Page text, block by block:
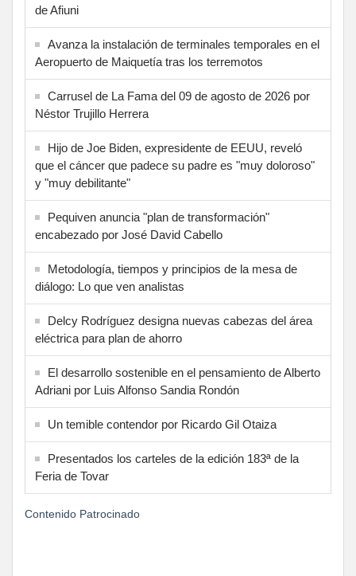
de Afiuni
Avanza la instalación de terminales temporales en el
Aeropuerto de Maiquetía tras los terremotos
Carrusel de La Fama del 09 de agosto de 2026 por
Néstor Trujillo Herrera
Hijo de Joe Biden, expresidente de EEUU, reveló
que el cáncer que padece su padre es "muy doloroso"
y "muy debilitante"
Pequiven anuncia "plan de transformación"
encabezado por José David Cabello
Metodología, tiempos y principios de la mesa de
diálogo: Lo que ven analistas
Delcy Rodríguez designa nuevas cabezas del área
eléctrica para plan de ahorro
El desarrollo sostenible en el pensamiento de Alberto
Adriani por Luis Alfonso Sandia Rondón
Un temible contendor por Ricardo Gil Otaiza
Presentados los carteles de la edición 183ª de la
Feria de Tovar
Contenido Patrocinado